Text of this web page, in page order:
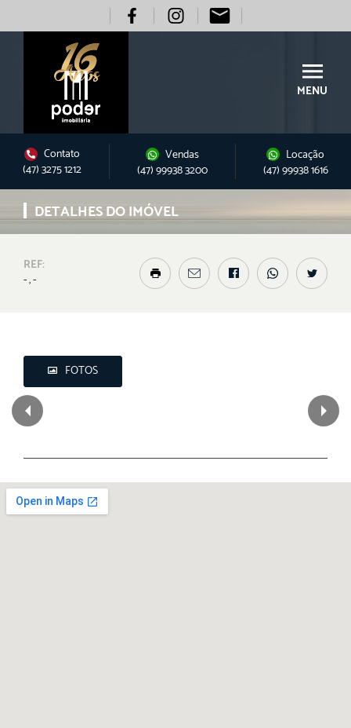
MENU
Contato
(47) 3275 1212
Vendas
(47) 99938 3200
Locação
(47) 99938 1616
DETALHES DO IMÓVEL
REF:
- , -
FOTOS